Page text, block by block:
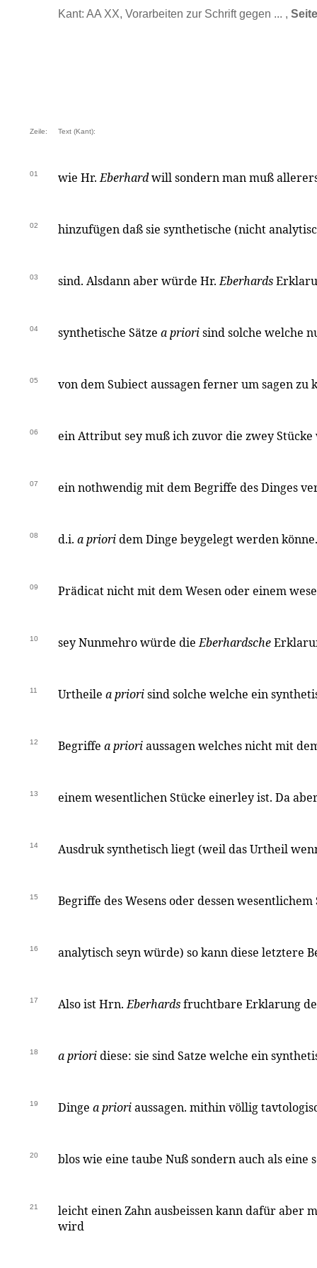
Kant: AA XX, Vorarbeiten zur Schrift gegen ... ,
Zeile: Text (Kant):
01 wie Hr.Eberhardwill sondern man muß
02 hinzufügen daß sie synthetische (nicht
03 sind. Alsdann aber würde Hr.Eberhards
04 synthetische Sätze a priorisind solche welche
05 von dem Subiect aussagen ferner um sagen zu
06 ein Attribut sey muß ich zuvor die zwey Stücke
07 ein nothwendig mit dem Begriffe des Dinges
08 d.i. a prioridem Dinge beygelegt werden
09 Prädicat nicht mit dem Wesen oder einem
10 sey Nunmehro würde dieEberhardsche
11 Urtheile a priorisind solche welche ein
12 Begriffe a prioriaussagen welches nicht mit
13 einem wesentlichen Stücke einerley ist. Da
14 Ausdruk synthetisch liegt (weil das Urtheil
15 Begriffe des Wesens oder dessen
16 analytisch seyn würde) so kann diese letztere
17 Also ist Hrn.Eberhardsfruchtbare Erklarung
18 a prioridiese: sie sind Satze welche ein
19 Dinge a prioriaussagen. mithin völlig
20 blos wie eine taube Nuß sondern auch als eine
21
leicht einen Zahn ausbeissen kann dafür aber
wird